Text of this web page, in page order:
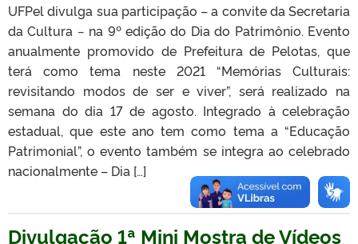
UFPel divulga sua participação – a convite da Secretaria
da Cultura − na 9º edição do Dia do Patrimônio. Evento
anualmente promovido de Prefeitura de Pelotas, que
terá como tema neste 2021 “Memórias Culturais:
revisitando modos de ser e viver”, será realizado na
semana do dia 17 de agosto. Integrado à celebração
estadual, que este ano tem como tema a “Educação
Patrimonial”, o evento também se integra ao celebrado
nacionalmente – Dia […]
Divulgação 1ª Mini Mostra de Vídeos